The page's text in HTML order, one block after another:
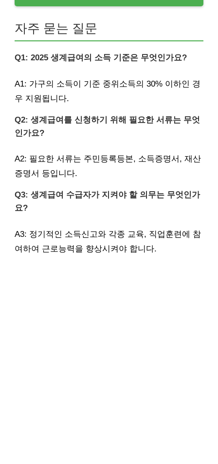
자주 묻는 질문
Q1: 2025 생계급여의 소득 기준은 무엇인가요?
A1: 가구의 소득이 기준 중위소득의 30% 이하인 경
우 지원됩니다.
Q2: 생계급여를 신청하기 위해 필요한 서류는 무엇
인가요?
A2: 필요한 서류는 주민등록등본, 소득증명서, 재산
증명서 등입니다.
Q3: 생계급여 수급자가 지켜야 할 의무는 무엇인가
요?
A3: 정기적인 소득신고와 각종 교육, 직업훈련에 참
여하여 근로능력을 향상시켜야 합니다.